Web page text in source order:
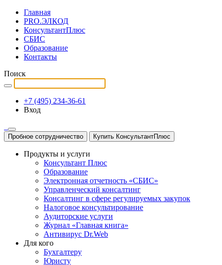
Главная
PRO.ЭЛКОД
КонсультантПлюс
СБИС
Образование
Контакты
Поиск
+7 (495) 234-36-61
Вход
Пробное сотрудничество Купить КонсультантПлюс
Продукты и услуги
Консультант Плюс
Образование
Электронная отчетность «СБИС»
Управленческий консалтинг
Консалтинг в сфере регулируемых закупок
Налоговое консультирование
Аудиторские услуги
Журнал «Главная книга»
Антивирус Dr.Web
Для кого
Бухгалтеру
Юристу